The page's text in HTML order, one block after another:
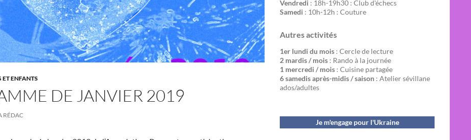
ET ENFANTS
DE JANVIER 2019
RÉDAC
Vendredi : 18h-19h30 : Club d'échecs
Samedi : 10h-12h : Couture
Autres activités
1er lundi du mois : Cercle de lecture
2 mardis / mois : Rando à la journée
1 mercredi / mois : Cuisine partagée
6 samedis après-midis / saison : Atelier sévillane
ados/adultes
Je m'engage pour l'Ukraine